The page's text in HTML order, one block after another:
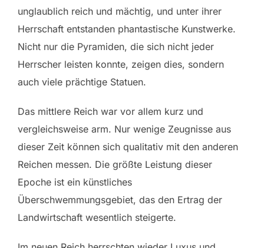
unglaublich reich und mächtig, und unter ihrer
Herrschaft entstanden phantastische Kunstwerke.
Nicht nur die Pyramiden, die sich nicht jeder
Herrscher leisten konnte, zeigen dies, sondern
auch viele prächtige Statuen.
Das mittlere Reich war vor allem kurz und
vergleichsweise arm. Nur wenige Zeugnisse aus
dieser Zeit können sich qualitativ mit den anderen
Reichen messen. Die größte Leistung dieser
Epoche ist ein künstliches
Überschwemmungsgebiet, das den Ertrag der
Landwirtschaft wesentlich steigerte.